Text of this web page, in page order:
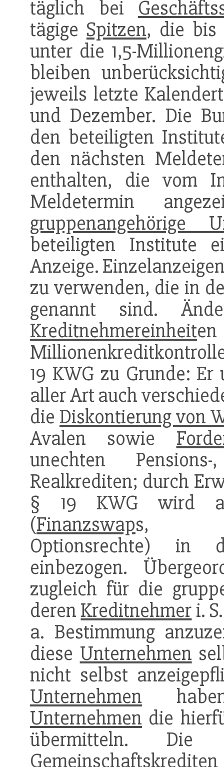
täglich bei
tägige Spitzen, die bis
unter die 1,5-
bleiben
jeweils letzte
und Dezember. Die
den beteiligten
den nächsten
enthalten, die vom
Meldetermin
gruppenangehörige
beteiligten Institute
Anzeige.
zu verwenden, die in
genannt sind.
Kreditnehmereinheit
19 KWG zu Grunde:
aller Art auch
die Diskontierung von
Avalen sowie
unechten
Realkrediten; durch
§ 19 KWG wird
(Finanzswaps,
Optionsrechte)
einbezogen.
zugleich für die
deren Kreditnehmer i.
a. Bestimmung
diese Unternehmen
nicht selbst
Unternehmen
Unternehmen die
übermitteln.